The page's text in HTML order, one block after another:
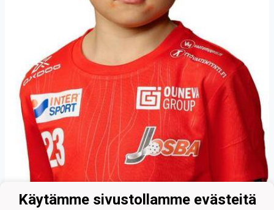
23
Käytämme sivustollamme evästeitä